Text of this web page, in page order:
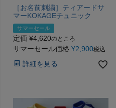
［お名前刺繍］ティアードサ
マーKOKAGEチュニック
サマーセール
定価 ¥4,620のところ
サマーセール価格 ¥2,900税込
詳細を見る